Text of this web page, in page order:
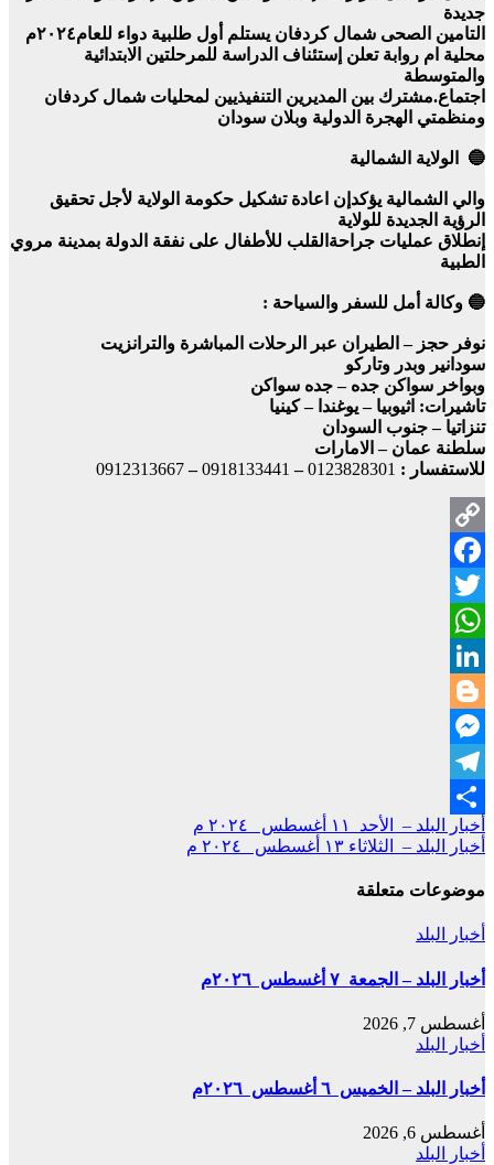
جديدة
التامين الصحى شمال كردفان يستلم أول طلبية دواء للعام٢٠٢٤م
محلية ام روابة تعلن إستئناف الدراسة للمرحلتين الابتدائية
والمتوسطة
اجتماع.مشترك بين المديرين التنفيذيين لمحليات شمال كردفان
ومنظمتي الهجرة الدولية وبلان سودان
🔵 الولاية الشمالية
والي الشمالية يؤكدإن اعادة تشكيل حكومة الولاية لأجل تحقيق
الرؤية الجديدة للولاية
إنطلاق عمليات جراحةالقلب للأطفال على نفقة الدولة بمدينة مروي
الطبية
🔵 وكالة أمل للسفر والسياحة :
نوفر حجز – الطيران عبر الرحلات المباشرة والترانزيت
سودانير وبدر وتاركو
وبواخر سواكن جده – جده سواكن
تاشيرات: اثيوبيا – يوغندا – كينيا
تنزاتيا – جنوب السودان
سلطنة عمان – الامارات
للاستفسار : 0123828301
–
0918133441
–
0912313667
Copy
Link
Facebook
Twitter
WhatsApp
LinkedIn
Blogger
Messenger
Telegram
Share
تصفّح
المقالات
أخبار البلد – الأحد ١١ أغسطس ٢٠٢٤ م
أخبار البلد – الثلاثاء ١٣ أغسطس ٢٠٢٤ م
موضوعات متعلقة
أخبار البلد
أخبار البلد – الجمعة ٧ أغسطس ٢٠٢٦م
أغسطس 7, 2026
أخبار البلد
أخبار البلد – الخميس ٦ أغسطس ٢٠٢٦م
أغسطس 6, 2026
أخبار البلد